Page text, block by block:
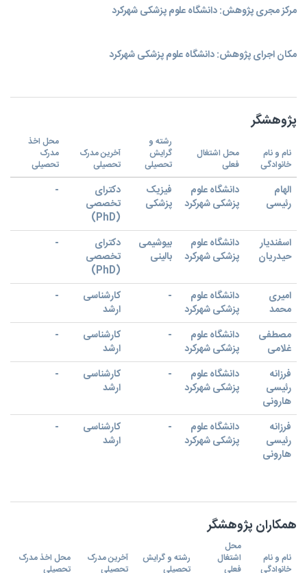
مرکز مجری پژوهش: دانشگاه علوم پزشکی شهرکرد
مکان اجرای پژوهش: دانشگاه علوم پزشکی شهرکرد
پژوهشگر
نام و نام
خانوادگی
محل اشتغال
فعلی
رشته و
گرایش
تحصیلی
آخرین مدرک
تحصیلی
محل اخذ
مدرک
تحصیلی
الهام
رئیسی
دانشگاه علوم
پزشکی شهرکرد
فیزیک
پزشکی
دکترای
تخصصی
(PhD)
-
اسفندیار
حیدریان
دانشگاه علوم
پزشکی شهرکرد
بیوشیمی
بالینی
دکترای
تخصصی
(PhD)
-
امیری
محمد
دانشگاه علوم
پزشکی شهرکرد
-
کارشناسی
ارشد
-
مصطفی
غلامی
دانشگاه علوم
پزشکی شهرکرد
-
کارشناسی
ارشد
-
فرزانه
رئیسی
هارونی
دانشگاه علوم
پزشکی شهرکرد
-
کارشناسی
ارشد
-
فرزانه
رئیسی
هارونی
دانشگاه علوم
پزشکی شهرکرد
-
کارشناسی
ارشد
-
همکاران پژوهشگر
نام و نام
خانوادگی
محل
اشتغال
فعلی
رشته و گرایش
تحصیلی
آخرین مدرک
تحصیلی
محل اخذ مدرک
تحصیلی